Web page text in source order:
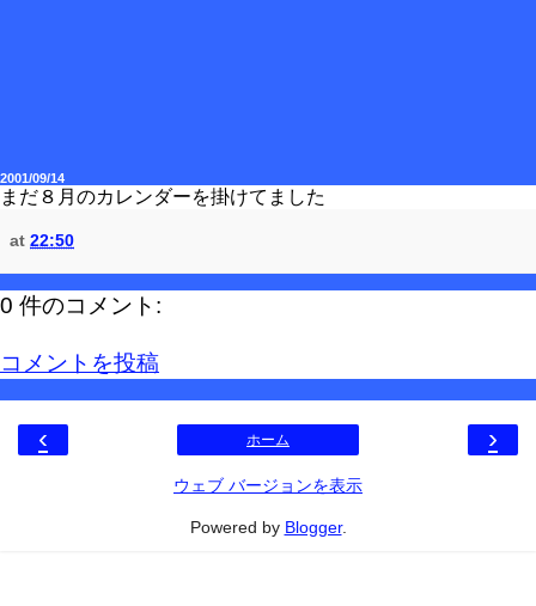
2001/09/14
まだ８月のカレンダーを掛けてました
at 22:50
0 件のコメント:
コメントを投稿
‹ ›
ホーム
ウェブ バージョンを表示
Powered by Blogger.